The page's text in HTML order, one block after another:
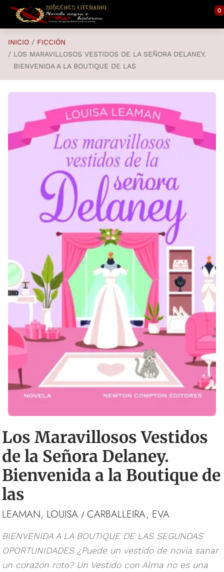
Saltar al contenido principal
0
INICIO
FICCIÓN
LOS MARAVILLOSOS VESTIDOS DE LA SEÑORA DELANEY.
BIENVENIDA A LA BOUTIQUE DE LAS
Los Maravillosos Vestidos
de la Señora Delaney.
Bienvenida a la Boutique de
las
LEAMAN, LOUISA / CARBALLEIRA, EVA
BIENVENIDA A LA BOUTIQUE DE LAS SEGUNDAS
OPORTUNIDADES ¿Puede un vestido de novia sanar
un corazón roto? Un Vestido con Alma no es una